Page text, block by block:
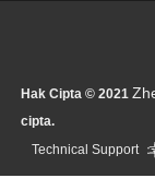
Hak Cipta © 2021
cipta.
Technical Support ：